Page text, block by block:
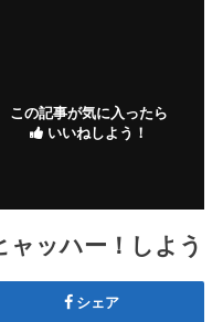
この記事が気に入ったら
いいねしよう！
ッハー！しよう
シェア